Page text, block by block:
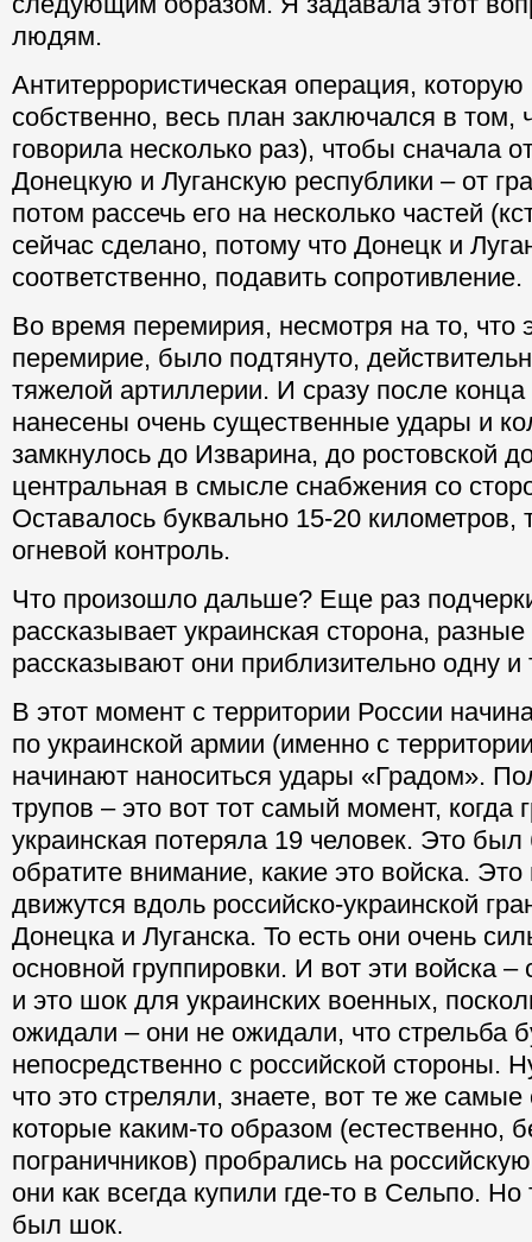
людям.
Антитеррористическая операция,
собственно, весь план заключался в том,
говорила несколько раз), чтобы сначала
Донецкую и Луганскую республики – от
потом рассечь его на несколько частей
сейчас сделано, потому что Донецк и
соответственно, подавить сопротивление.
Во время перемирия, несмотря на то, что
перемирие, было подтянуто,
тяжелой артиллерии. И сразу после
нанесены очень существенные удары и
замкнулось до Изварина, до ростовской
центральная в смысле снабжения со
Оставалось буквально 15-20 километров,
огневой контроль.
Что произошло дальше? Еще раз
рассказывает украинская сторона,
рассказывают они приблизительно одну
В этот момент с территории России
по украинской армии (именно с
начинают наноситься удары «Градом».
трупов – это вот тот самый момент, когда
украинская потеряла 19 человек. Это
обратите внимание, какие это войска.
движутся вдоль российско-украинской
Донецка и Луганска. То есть они очень
основной группировки. И вот эти войска
и это шок для украинских военных,
ожидали – они не ожидали, что стрельба
непосредственно с российской стороны.
что это стреляли, знаете, вот те же
которые каким-то образом (естественно,
пограничников) пробрались на
они как всегда купили где-то в Сельпо.
был шок.